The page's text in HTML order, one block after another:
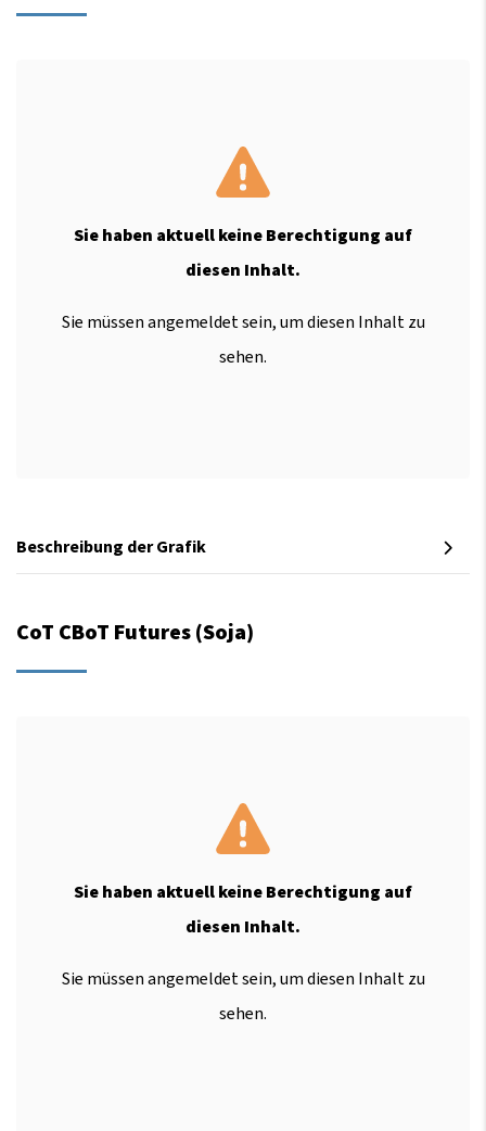
Sie haben aktuell keine Berechtigung auf
diesen Inhalt.
Sie müssen angemeldet sein, um diesen Inhalt zu
sehen.
Beschreibung der Grafik
CoT CBoT Futures (Soja)
Sie haben aktuell keine Berechtigung auf
diesen Inhalt.
Sie müssen angemeldet sein, um diesen Inhalt zu
sehen.